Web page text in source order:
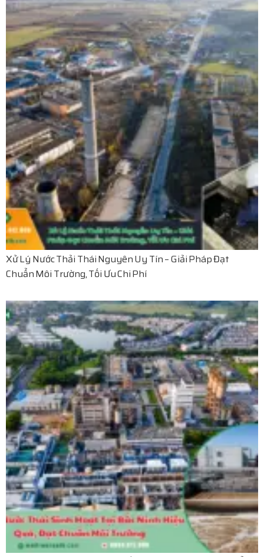
Xử Lý Nước Thải Thái Nguyên Uy Tín – Giải Pháp Đạt
Chuẩn Môi Trường, Tối Ưu Chi Phí